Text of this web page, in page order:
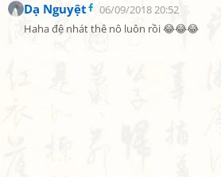
Dạ Nguyệt
06/09/2018 20:52
Haha đệ nhát thê nô luôn rồi 😂😂😂